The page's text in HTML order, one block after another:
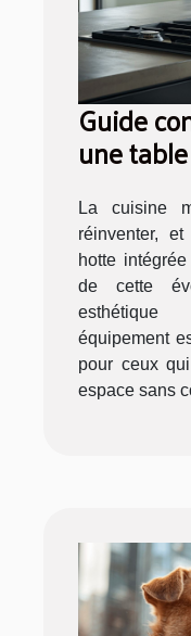
Guide
une
La cuisine
réinventer,
hotte
de cette
équipement
pour ceux
espace sans